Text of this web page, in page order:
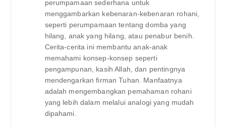
perumpamaan sederhana untuk
menggambarkan kebenaran-kebenaran rohani,
seperti perumpamaan tentang domba yang
hilang, anak yang hilang, atau penabur benih.
Cerita-cerita ini membantu anak-anak
memahami konsep-konsep seperti
pengampunan, kasih Allah, dan pentingnya
mendengarkan firman Tuhan. Manfaatnya
adalah mengembangkan pemahaman rohani
yang lebih dalam melalui analogi yang mudah
dipahami.